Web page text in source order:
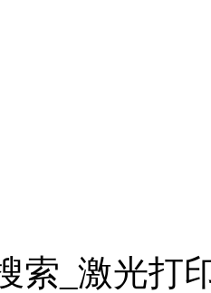
索_激光打